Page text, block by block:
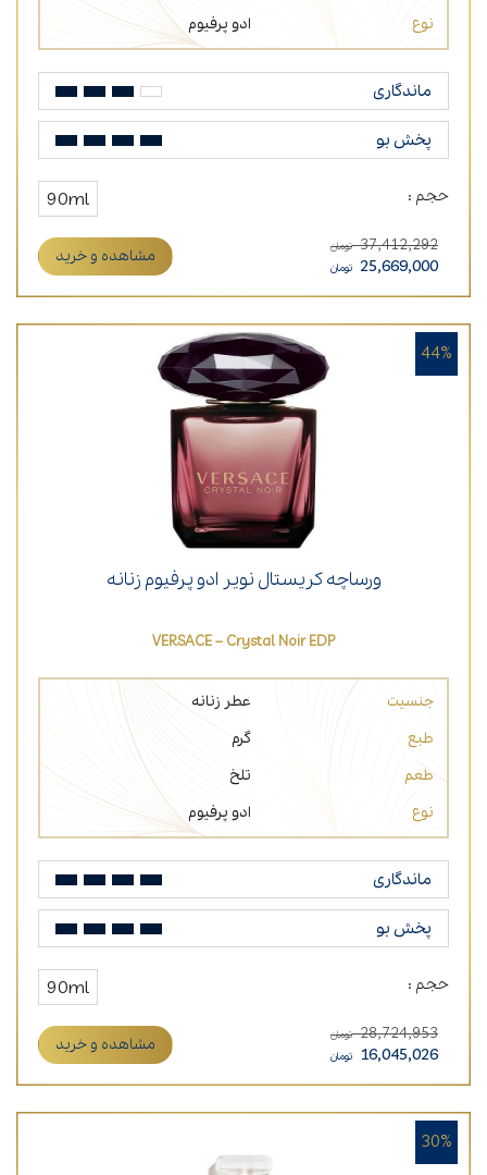
نوع
ادو پرفیوم
ماندگاری
پخش بو
حجم : 90ml
37,412,292 تومان
25,669,000 تومان
مشاهده و خرید
ورساچه کریستال نویر ادو پرفیوم زنانه
VERSACE – Crystal Noir EDP
جنسیت
عطر زنانه
طبع
گرم
طعم
تلخ
نوع
ادو پرفیوم
ماندگاری
پخش بو
حجم : 90ml
28,724,953 تومان
16,045,026 تومان
مشاهده و خرید
44%
30%